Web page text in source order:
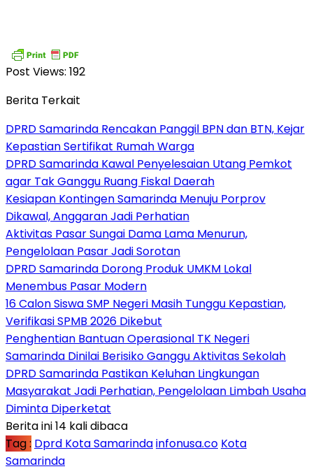
Post Views: 192
Berita Terkait
DPRD Samarinda Rencakan Panggil BPN dan BTN, Kejar
Kepastian Sertifikat Rumah Warga
DPRD Samarinda Kawal Penyelesaian Utang Pemkot
agar Tak Ganggu Ruang Fiskal Daerah
Kesiapan Kontingen Samarinda Menuju Porprov
Dikawal, Anggaran Jadi Perhatian
Aktivitas Pasar Sungai Dama Lama Menurun,
Pengelolaan Pasar Jadi Sorotan
DPRD Samarinda Dorong Produk UMKM Lokal
Menembus Pasar Modern
16 Calon Siswa SMP Negeri Masih Tunggu Kepastian,
Verifikasi SPMB 2026 Dikebut
Penghentian Bantuan Operasional TK Negeri
Samarinda Dinilai Berisiko Ganggu Aktivitas Sekolah
DPRD Samarinda Pastikan Keluhan Lingkungan
Masyarakat Jadi Perhatian, Pengelolaan Limbah Usaha
Diminta Diperketat
Berita ini 14 kali dibaca
Tag : Dprd Kota Samarindainfonusa.co Kota
Samarinda